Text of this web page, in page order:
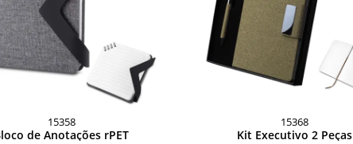
15358
de Anotações rPET
15368
Kit Executivo 2 Peças